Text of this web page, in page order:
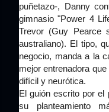
puñetazo-, Danny
gimnasio "Power 4
Trevor (Guy Pearce
australiano). El tipo,
negocio, manda a la
mejor entrenadora
difícil y neurótica.
El guión escrito por el
su planteamiento